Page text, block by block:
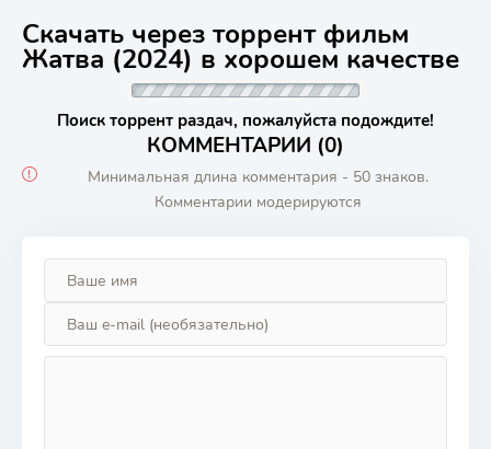
Скачать через торрент фильм
Жатва (2024) в хорошем качестве
Поиск торрент раздач, пожалуйста подождите!
КОММЕНТАРИИ (0)
Минимальная длина комментария - 50 знаков.
Комментарии модерируются